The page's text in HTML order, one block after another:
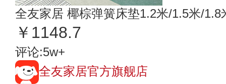
全友家居 椰棕弹簧床垫1.2米/1.5米/1.8
￥1148.7
评论:5w+
全友家居官方旗舰店